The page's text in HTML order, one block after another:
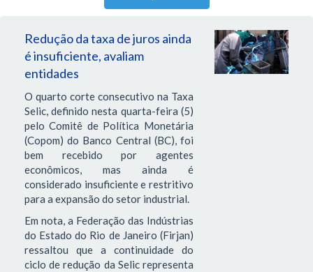
Redução da taxa de juros ainda
é insuficiente, avaliam
entidades
O quarto corte consecutivo na Taxa
Selic, definido nesta quarta-feira (5)
pelo Comitê de Política Monetária
(Copom) do Banco Central (BC), foi
bem recebido por agentes
econômicos, mas ainda é
considerado insuficiente e restritivo
para a expansão do setor industrial.
Em nota, a Federação das Indústrias
do Estado do Rio de Janeiro (Firjan)
ressaltou que a continuidade do
ciclo de redução da Selic representa